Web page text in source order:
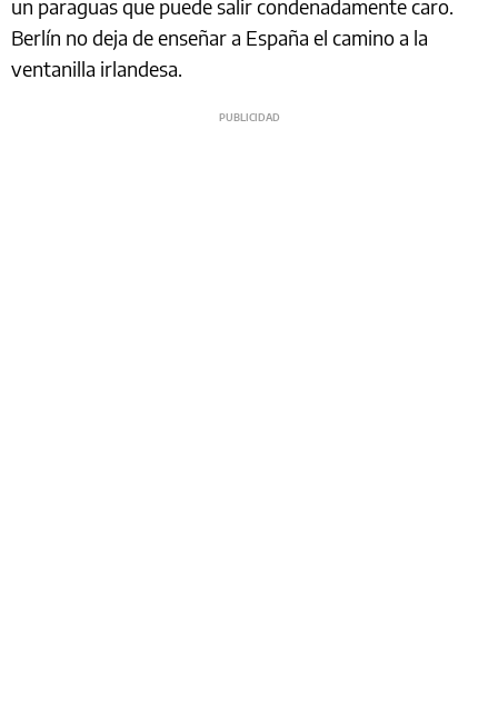
un paraguas que puede salir condenadamente caro.
Berlín no deja de enseñar a España el camino a la
ventanilla irlandesa.